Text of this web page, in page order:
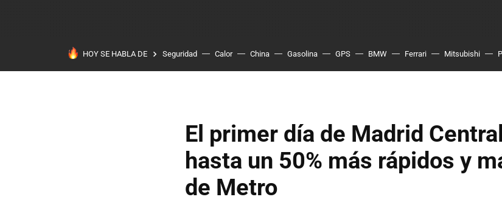
HOY SE HABLA DE Seguridad Calor China Gasolina GPS BMW Ferrari Mitsubishi
El primer día de Madrid
hasta un 50% más rápidos y
de Metro